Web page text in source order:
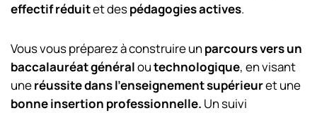
effectif réduitet despédagogies actives.
Vous vous préparez à construire un parcours vers un
baccalauréat généraloutechnologique, en visant
uneréussite dans l’enseignement supérieuret une
bonne insertion professionnelle. Un suivi